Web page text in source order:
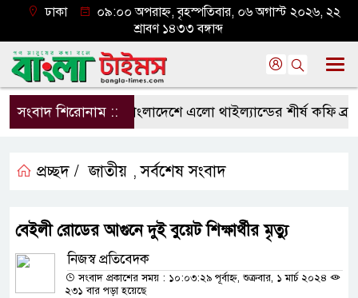
ঢাকা
০৯:০০ অপরাহ্ন, বৃহস্পতিবার, ০৬ অগাস্ট ২০২৬, ২২
শ্রাবণ ১৪৩৩ বঙ্গাব্দ
সংবাদ শিরোনাম ::বাংলাদেশে এলো থাইল্যান্ডের শীর্ষ কফি ব্র্যান্ড
প্রচ্ছদ / জাতীয় ,সর্বশেষ সংবাদ
বেইলী রোডের আগুনে দুই বুয়েট শিক্ষার্থীর মৃত্যু
নিজস্ব প্রতিবেদক
সংবাদ প্রকাশের সময় : ১০:০৩:২৯ পূর্বাহ্ন, শুক্রবার, ১ মার্চ ২০২৪
২৩১ বার পড়া হয়েছে